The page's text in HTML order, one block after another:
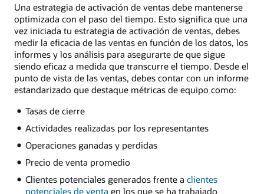
Una estrategia de activación de ventas debe mantenerse
optimizada con el paso del tiempo. Esto significa que una
vez iniciada tu estrategia de activación de ventas, debes
medir la eficacia de las ventas en función de los datos, los
informes y los análisis para asegurarte de que sigue
siendo eficaz a medida que transcurre el tiempo. Desde el
punto de vista de las ventas, debes contar con un informe
estandarizado que destaque métricas de equipo como:
Tasas de cierre
Actividades realizadas por los representantes
Operaciones ganadas y perdidas
Precio de venta promedio
Clientes potenciales generados frente a clientes
potenciales de venta en los que se ha trabajado